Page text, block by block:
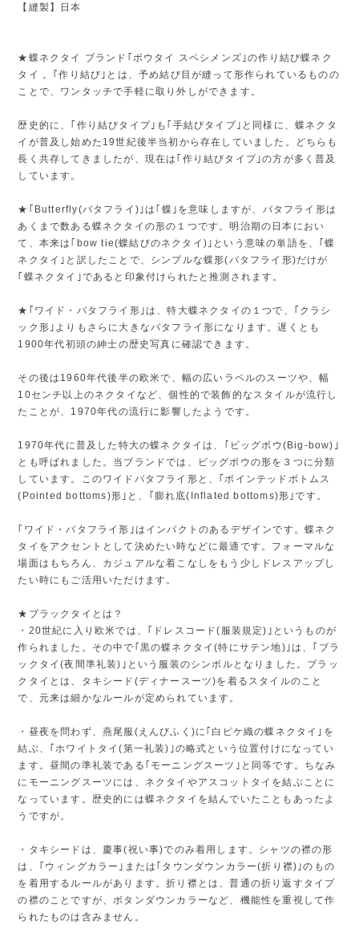
【縫製】日本
★蝶ネクタイ ブランド｢ボウタイ スペシメンズ｣の作り結び蝶ネク
タイ 。｢作り結び｣とは、予め結び目が縫って形作られているものの
ことで、ワンタッチで手軽に取り外しができます。
歴史的に、｢作り結びタイプ｣も｢手結びタイプ｣と同様に、蝶ネクタ
イが普及し始めた19世紀後半当初から存在していました。どちらも
長く共存してきましたが、現在は｢作り結びタイプ｣の方が多く普及
しています。
★｢Butterfly(バタフライ)｣は｢蝶｣を意味しますが、バタフライ形は
あくまで数ある蝶ネクタイの形の１つです。明治期の日本におい
て、本来は｢bow tie(蝶結びのネクタイ)｣という意味の単語を、｢蝶
ネクタイ｣と訳したことで、シンプルな蝶形(バタフライ形)だけが
｢蝶ネクタイ｣であると印象付けられたと推測されます。
★｢ワイド・バタフライ形｣は、特大蝶ネクタイの１つで、｢クラシ
ック形｣よりもさらに大きなバタフライ形になります。遅くとも
1900年代初頭の紳士の歴史写真に確認できます。
その後は1960年代後半の欧米で、幅の広いラペルのスーツや、幅
10センチ以上のネクタイなど、個性的で装飾的なスタイルが流行し
たことが、1970年代の流行に影響したようです。
1970年代に普及した特大の蝶ネクタイは、｢ビッグボウ(Big-bow)｣
とも呼ばれました。当ブランドでは、ビッグボウの形を３つに分類
しています。このワイドバタフライ形と、｢ポインテッドボトムス
(Pointed bottoms)形｣と、｢膨れ底(Inflated bottoms)形｣です。
｢ワイド・バタフライ形｣はインパクトのあるデザインです。蝶ネク
タイをアクセントとして決めたい時などに最適です。フォーマルな
場面はもちろん、カジュアルな着こなしをもう少しドレスアップし
たい時にもご活用いただけます。
★ブラックタイとは？
・20世紀に入り欧米では、｢ドレスコード(服装規定)｣というものが
作られました。その中で｢黒の蝶ネクタイ(特にサテン地)｣は、｢ブラ
ックタイ(夜間準礼装)｣という服装のシンボルとなりました。ブラッ
クタイとは、タキシード(ディナースーツ)を着るスタイルのこと
で、元来は細かなルールが定められています。
・昼夜を問わず、燕尾服(えんびふく)に｢白ピケ織の蝶ネクタイ｣を
結ぶ、｢ホワイトタイ(第一礼装)｣の略式という位置付けになってい
ます。昼間の準礼装である｢モーニングスーツ｣と同等です。ちなみ
にモーニングスーツには、ネクタイやアスコットタイを結ぶことに
なっています。歴史的には蝶ネクタイを結んでいたこともあったよ
うですが。
・タキシードは、慶事(祝い事)でのみ着用します。シャツの襟の形
は、｢ウィングカラー｣または｢タウンダウンカラー(折り襟)｣のもの
を着用するルールがあります。折り襟とは、普通の折り返すタイプ
の襟のことですが、ボタンダウンカラーなど、機能性を重視して作
られたものは含みません。